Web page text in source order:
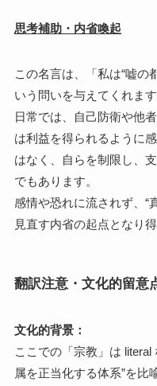
思考補助・内省喚起
この名言は、「私は“嘘の
いう問いを与えてくれます
日常では、自己防衛や他
は利益を得られるように
はなく、自らを制限し、
でもあります。
感情や恐れに流されず、“
見直す内省の起点となり得
翻訳注意・文化的留意
文化的背景：
ここでの「宗教」は
属を正当化する体系”を比